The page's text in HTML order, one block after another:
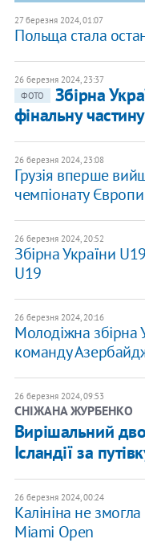
27 березня 2024, 01:07
Польща стала
26 березня 2024, 23:37
ФОТО
Збірна
фінальну
26 березня 2024, 23:08
Грузія вперше
чемпіонату
26 березня 2024, 20:52
Збірна України
U19
26 березня 2024, 20:16
Молодіжна збірна
команду
26 березня 2024, 09:53
СНІЖАНА ЖУРБЕНКО
​​Вирішальний
Ісландії за
26 березня 2024, 00:24
Калініна не
Miami Open